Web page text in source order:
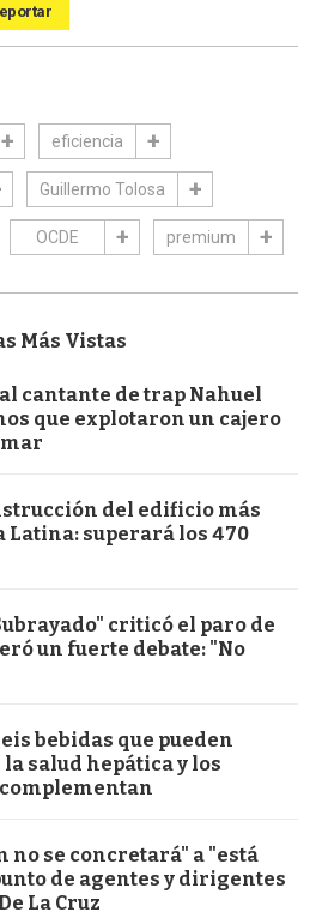
eficiencia
Guillermo Tolosa
OCDE premium
Más Vistas
cantante de trap Nahuel
que explotaron un cajero
del edificio más
Latina: superará los 470
criticó el paro de
un fuerte debate: "No
bebidas que pueden
salud hepática y los
no se concretará" a "está
de agentes y dirigentes
La Cruz